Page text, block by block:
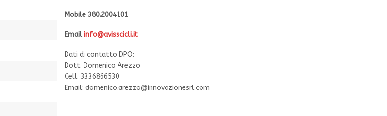
Mobile 380.2004101
Email info@avisscicli.it
Dati di contatto DPO:
Dott. Domenico Arezzo
Cell. 3336866530
Email: domenico.arezzo@innovazionesrl.com